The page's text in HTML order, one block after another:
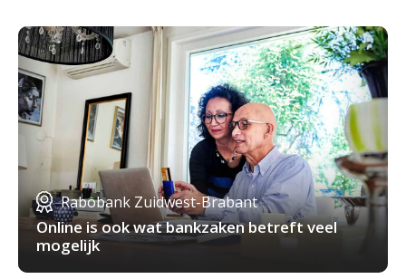
Rabobank Zuidwest-Brabant
Online is ook wat bankzaken betreft veel
mogelijk